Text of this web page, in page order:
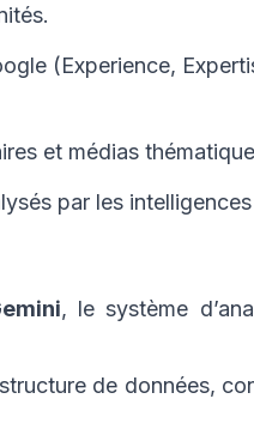
(Experience,
et médias
par les
, le système
de données,